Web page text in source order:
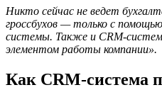
Никто сейчас не ведет
гроссбухов — только с
системы. Также и CRM-
элементом работы компании».
Как CRM-система